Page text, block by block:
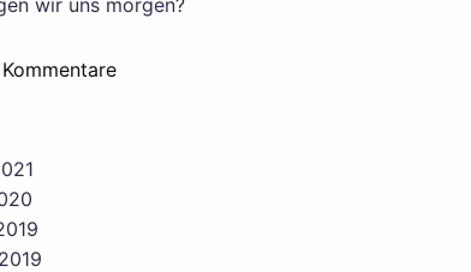
wir uns morgen?